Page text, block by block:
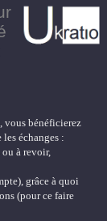
vous bénéficierez
échanges :
ou à revoir,
grâce à quoi
(pour ce faire